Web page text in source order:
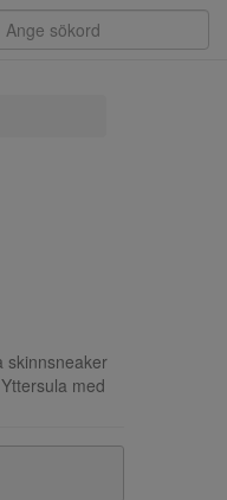
skinnsneaker
med